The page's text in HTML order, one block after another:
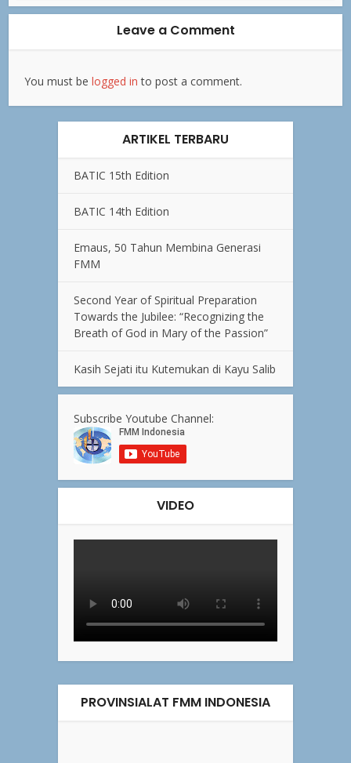
Leave a Comment
You must belogged in to post a comment.
ARTIKEL TERBARU
BATIC 15th Edition
BATIC 14th Edition
Emaus, 50 Tahun Membina Generasi
FMM
Second Year of Spiritual Preparation
Towards the Jubilee: “Recognizing the
Breath of God in Mary of the Passion”
Kasih Sejati itu Kutemukan di Kayu Salib
Subscribe Youtube Channel:
VIDEO
PROVINSIALAT FMM INDONESIA